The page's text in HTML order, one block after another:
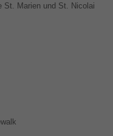
St. Marien und St. Nicolai